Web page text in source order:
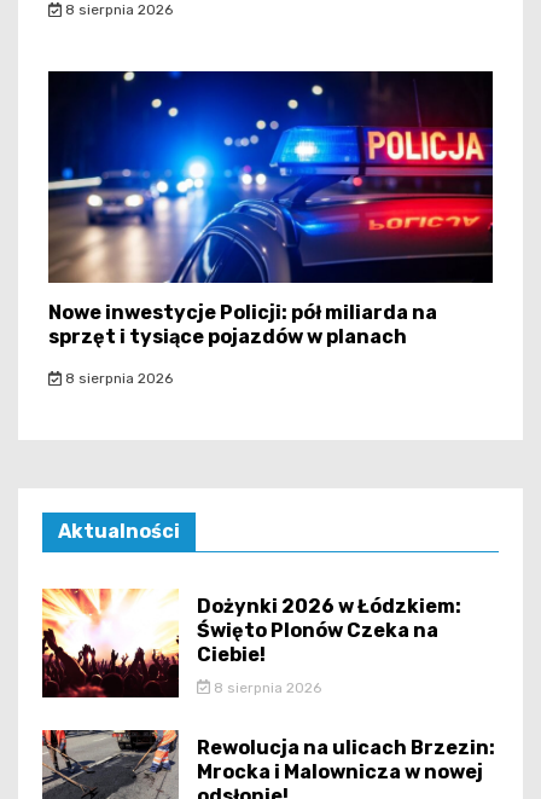
8 sierpnia 2026
Nowe inwestycje Policji: pół miliarda na
sprzęt i tysiące pojazdów w planach
8 sierpnia 2026
Aktualności
Dożynki 2026 w Łódzkiem:
Święto Plonów Czeka na
Ciebie!
8 sierpnia 2026
Rewolucja na ulicach Brzezin:
Mrocka i Malownicza w nowej